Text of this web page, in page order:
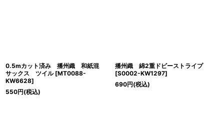
0.5mカット済み 播州織 和紙混
サックス ツイル [MT0088-
KW6628]
550円(税込)
播州織 綿2重ドビーストライプ
[S0002-KW1297]
690円(税込)